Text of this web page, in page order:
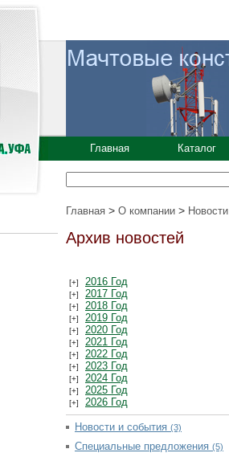
Главная Каталог
Главная > О компании > Новости
Архив новостей
2016 Год
2017 Год
2018 Год
2019 Год
2020 Год
2021 Год
2022 Год
2023 Год
2024 Год
2025 Год
2026 Год
Новости и события (3)
Специальные предложения (5)